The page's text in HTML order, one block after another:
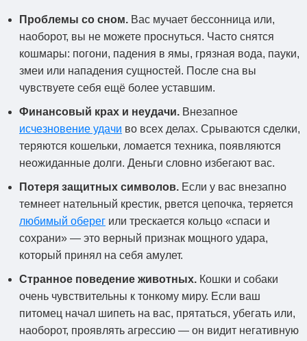
Проблемы со сном. Вас мучает бессонница или,
наоборот, вы не можете проснуться. Часто снятся
кошмары: погони, падения в ямы, грязная вода, пауки,
змеи или нападения сущностей. После сна вы
чувствуете себя ещё более уставшим.
Финансовый крах и неудачи. Внезапное
исчезновение удачи во всех делах. Срываются сделки,
теряются кошельки, ломается техника, появляются
неожиданные долги. Деньги словно избегают вас.
Потеря защитных символов. Если у вас внезапно
темнеет нательный крестик, рвется цепочка, теряется
любимый оберег или трескается кольцо «спаси и
сохрани» — это верный признак мощного удара,
который принял на себя амулет.
Странное поведение животных. Кошки и собаки
очень чувствительны к тонкому миру. Если ваш
питомец начал шипеть на вас, прятаться, убегать или,
наоборот, проявлять агрессию — он видит негативную